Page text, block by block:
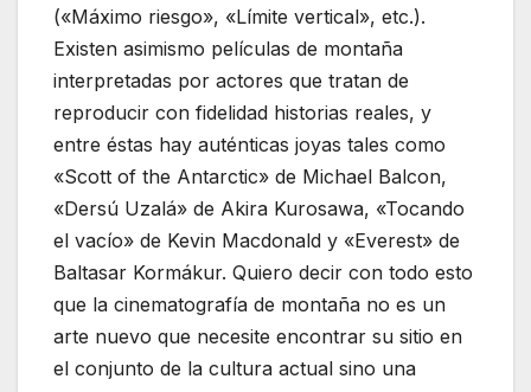
(«Máximo riesgo», «Límite vertical», etc.).
Existen asimismo películas de montaña
interpretadas por actores que tratan de
reproducir con fidelidad historias reales, y
entre éstas hay auténticas joyas tales como
«Scott of the Antarctic» de Michael Balcon,
«Dersú Uzalá» de Akira Kurosawa, «Tocando
el vacío» de Kevin Macdonald y «Everest» de
Baltasar Kormákur. Quiero decir con todo esto
que la cinematografía de montaña no es un
arte nuevo que necesite encontrar su sitio en
el conjunto de la cultura actual sino una